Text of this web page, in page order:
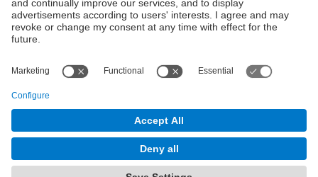
Except where otherwise noted, content on this work is
licensed under a Creative Commons license:Attribution-
NonCommercial-NoDerivs 3.0 Spain
© UPC Universitat Politècnica de Catalunya ·
BarcelonaTech